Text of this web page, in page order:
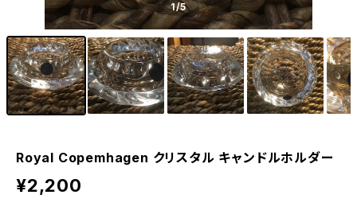
1/5
Royal Copemhagen クリスタル キャンドルホルダー
¥2,200